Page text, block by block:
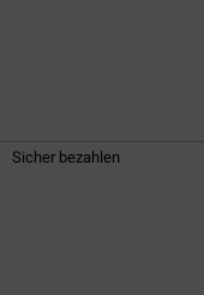
Sicher bezahlen